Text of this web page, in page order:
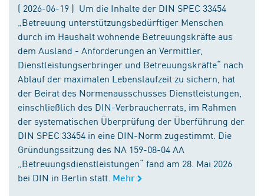
( 2026-06-19 ) Um die Inhalte der DIN SPEC 33454
„Betreuung unterstützungsbedürftiger Menschen
durch im Haushalt wohnende Betreuungskräfte aus
dem Ausland - Anforderungen an Vermittler,
Dienstleistungserbringer und Betreuungskräfte“ nach
Ablauf der maximalen Lebenslaufzeit zu sichern, hat
der Beirat des Normenausschusses Dienstleistungen,
einschließlich des DIN-Verbraucherrats, im Rahmen
der systematischen Überprüfung der Überführung der
DIN SPEC 33454 in eine DIN-Norm zugestimmt. Die
Gründungssitzung des NA 159-08-04 AA
„Betreuungsdienstleistungen“ fand am 28. Mai 2026
bei DIN in Berlin statt. Mehr